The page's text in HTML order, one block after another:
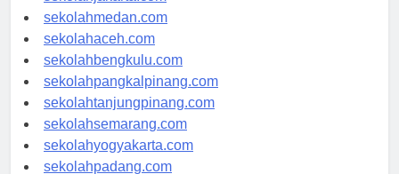
sekolahjakarta.com
sekolahmedan.com
sekolahaceh.com
sekolahbengkulu.com
sekolahpangkalpinang.com
sekolahtanjungpinang.com
sekolahsemarang.com
sekolahyogyakarta.com